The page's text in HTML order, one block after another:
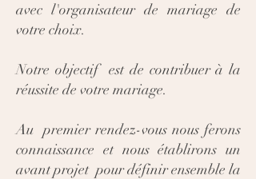
avec l'organisateur de mariage de
votre choix.
Notre objectif est de contribuer à la
réussite de votre mariage.
Au premier rendez-vous nous ferons
connaissance et nous établirons un
avant projet pour définir ensemble la